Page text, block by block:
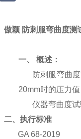
傲颖 防刺服弯曲度测
一、概述：
防刺服弯曲
20mm时的压力
仪器弯曲度
二、执行标准
GA 68-2019